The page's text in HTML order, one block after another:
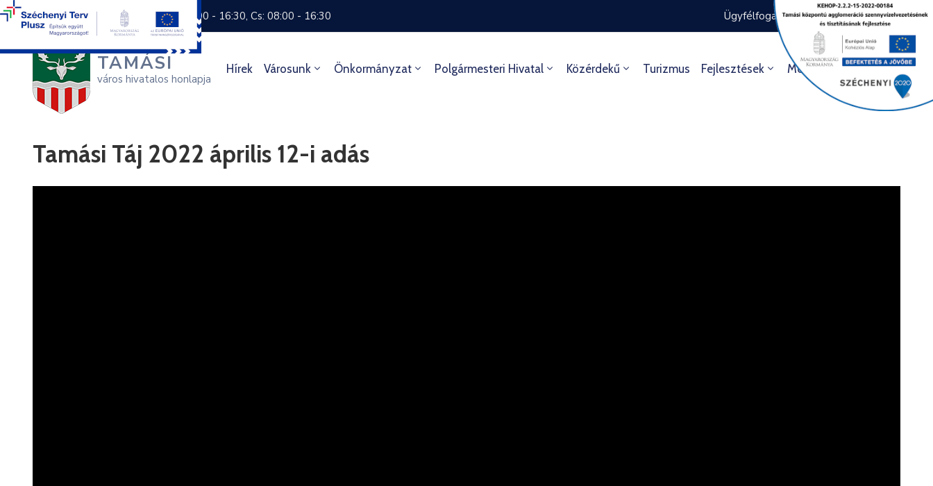
+36 74 570 800 H: 8:00 - 16:30, Cs: 08:00 - 16:30 Ügyfélfogadás rendje Ügyintézés
TAMÁSI
város hivatalos honlapja
Hírek Városunk Önkormányzat Polgármesteri Hivatal Közérdekű Turizmus Fejlesztések Média Kultúra
Tamási Táj 2022 április 12-i adás